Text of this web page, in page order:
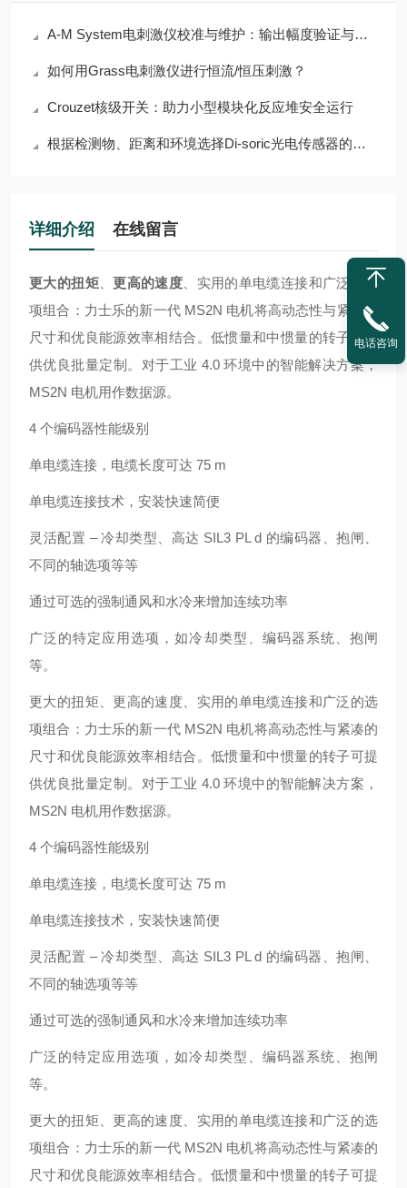
A-M System电刺激仪校准与维护：输出幅度验证与电极接口检查
如何用Grass电刺激仪进行恒流/恒压刺激？
Crouzet核级开关：助力小型模块化反应堆安全运行
根据检测物、距离和环境选择Di-soric光电传感器的指南
详细介绍 在线留言
更大的扭矩、更高的速度 、实用的单电缆连接和广泛的选
项组合：力士乐的新一代 MS2N 电机将高动态性与紧凑的
尺寸和优良能源效率相结合。低惯量和中惯量的转子可提
供优良批量定制。对于工业 4.0 环境中的智能解决方案，
MS2N 电机用作数据源。
4 个编码器性能级别
单电缆连接，电缆长度可达 75 m
单电缆连接技术，安装快速简便
灵活配置 – 冷却类型、高达 SIL3 PL d 的编码器、抱闸、
不同的轴选项等等
通过可选的强制通风和水冷来增加连续功率
广泛的特定应用选项，如冷却类型、编码器系统、抱闸
等。
更大的扭矩、更高的速度、实用的单电缆连接和广泛的选
项组合：力士乐的新一代 MS2N 电机将高动态性与紧凑的
尺寸和优良能源效率相结合。低惯量和中惯量的转子可提
供优良批量定制。对于工业 4.0 环境中的智能解决方案，
MS2N 电机用作数据源。
4 个编码器性能级别
单电缆连接，电缆长度可达 75 m
单电缆连接技术，安装快速简便
灵活配置 – 冷却类型、高达 SIL3 PL d 的编码器、抱闸、
不同的轴选项等等
通过可选的强制通风和水冷来增加连续功率
广泛的特定应用选项，如冷却类型、编码器系统、抱闸
等。
更大的扭矩、更高的速度、实用的单电缆连接和广泛的选
项组合：力士乐的新一代 MS2N 电机将高动态性与紧凑的
尺寸和优良能源效率相结合。低惯量和中惯量的转子可提
电话咨询